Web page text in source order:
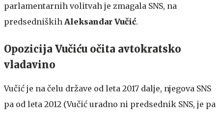
parlamentarnih volitvah je zmagala SNS, na
predsedniških Aleksandar Vučić.
Opozicija Vučiću očita avtokratsko
vladavino
Vučić je na čelu države od leta 2017 dalje, njegova SNS
pa od leta 2012 (Vučić uradno ni predsednik SNS, je pa